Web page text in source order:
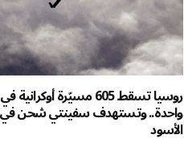
روسيا تسقط 605 مسيّرة
واحدة.. وتستهدف سفينتي شحن في
الأسود